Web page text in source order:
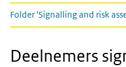
Folder 'Signalling and risk
Deelnemers